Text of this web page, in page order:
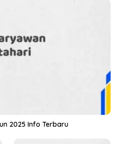
2025 Info Terbaru